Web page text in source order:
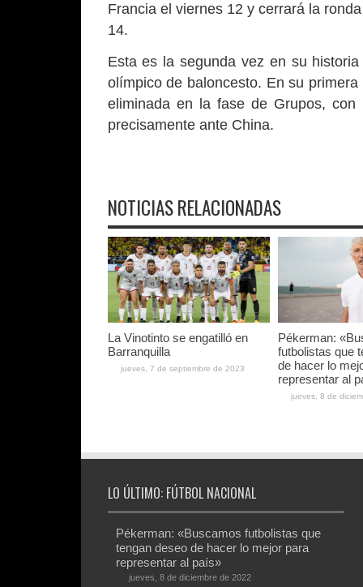
Francia el viernes 12 y cerrará la
14.
Esta es la segunda vez en su
olímpico de baloncesto. En su
eliminada en la fase de Grupos,
precisamente ante China.
NOTICIAS RELACIONADAS
La Vinotinto se engatilló en
Barranquilla
jueves, 7 de septiembre de 2023
Pékerman:
futbolistas que
de hacer lo
representar al
jueves, 8 de
LO ÚLTIMO: FÚTBOL NACIONAL
Pékerman: «Buscamos futbolistas que
tengan deseo de hacer lo mejor para
representar al país»
jueves, 8 de diciembre de 2022